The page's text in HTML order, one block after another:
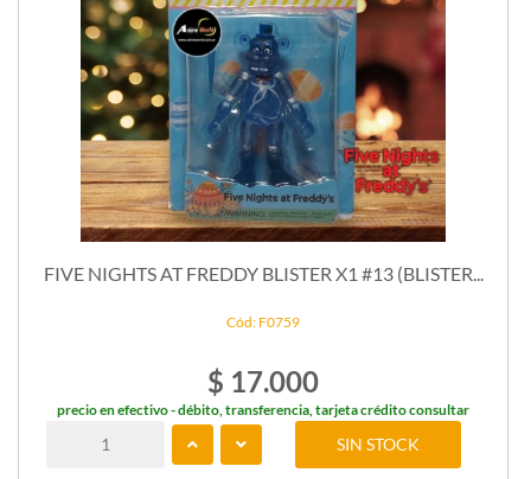
FIVE NIGHTS AT FREDDY BLISTER X1 #13 (BLISTER...
Cód: F0759
$ 17.000
precio en efectivo - débito, transferencia, tarjeta crédito consultar
SIN STOCK